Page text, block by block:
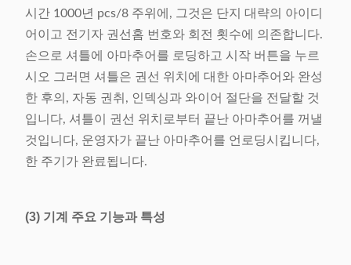
시간 1000년 pcs/8 주위에, 그것은 단지 대략의 아이디
어이고 전기자 권선홈 번호와 회전 횟수에 의존합니다.
손으로 셔틀에 아마추어를 로딩하고 시작 버튼을 누르
시오 그러면 셔틀은 권선 위치에 대한 아마추어와 완성
한 후의, 자동 권취, 인덱싱과 와이어 절단을 전달할 것
입니다, 셔틀이 권선 위치로부터 끝난 아마추어를 꺼낼
것입니다, 운영자가 끝난 아마추어를 언로딩시킵니다,
한 주기가 완료됩니다.
(3) 기계 주요 기능과 특성